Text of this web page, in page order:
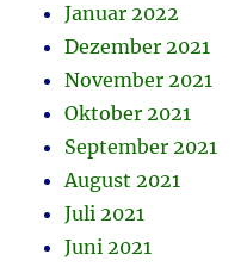
Januar 2022
Dezember 2021
November 2021
Oktober 2021
September 2021
August 2021
Juli 2021
Juni 2021